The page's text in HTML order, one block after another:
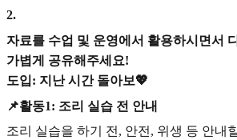
2.
자료를 수업 및 운영에서 활용하시면서
가볍게 공유해주세요!
도입: 지난 시간 돌아보💖
📌활동1: 조리 실습 전 안내
조리 실습을 하기 전, 안전, 위생 등 안내